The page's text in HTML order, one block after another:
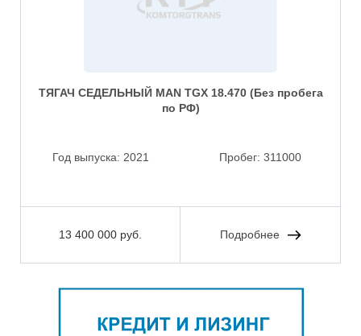
ТЯГАЧ СЕДЕЛЬНЫЙ MAN TGX 18.470 (Без пробега
по РФ)
Год выпуска: 2021 Пробег: 311000
13 400 000 руб. Подробнее